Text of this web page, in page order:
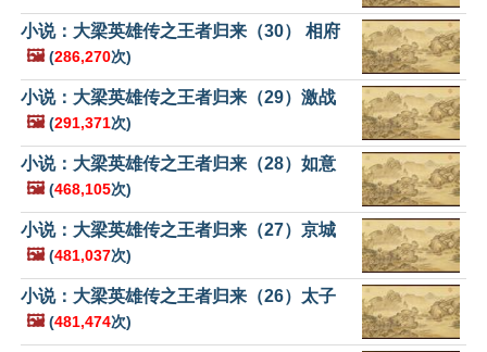
小说：大梁英雄传之王者归来（30） 相府
🖼️ (286,270次)
小说：大梁英雄传之王者归来（29）激战
🖼️ (291,371次)
小说：大梁英雄传之王者归来（28）如意
🖼️ (468,105次)
小说：大梁英雄传之王者归来（27）京城
🖼️ (481,037次)
小说：大梁英雄传之王者归来（26）太子
🖼️ (481,474次)